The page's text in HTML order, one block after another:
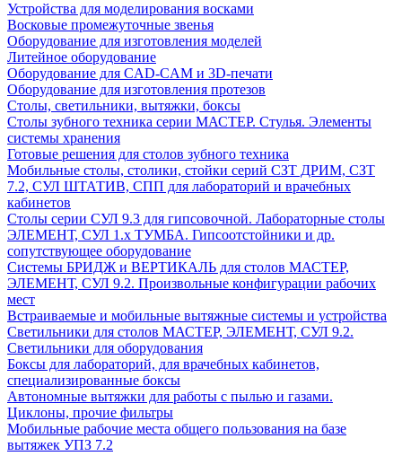
Устройства для моделирования восками
Восковые промежуточные звенья
Оборудование для изготовления моделей
Литейное оборудование
Оборудование для CAD-CAM и 3D-печати
Оборудование для изготовления протезов
Cтолы, светильники, вытяжки, боксы
Столы зубного техника серии МАСТЕР. Стулья. Элементы
системы хранения
Готовые решения для столов зубного техника
Мобильные столы, столики, стойки серий СЗТ ДРИМ, СЗТ
7.2, СУЛ ШТАТИВ, СПП для лабораторий и врачебных
кабинетов
Столы серии СУЛ 9.3 для гипсовочной. Лабораторные столы
ЭЛЕМЕНТ, СУЛ 1.х ТУМБА. Гипсоотстойники и др.
сопутствующее оборудование
Системы БРИДЖ и ВЕРТИКАЛЬ для столов МАСТЕР,
ЭЛЕМЕНТ, СУЛ 9.2. Произвольные конфигурации рабочих
мест
Встраиваемые и мобильные вытяжные системы и устройства
Светильники для столов МАСТЕР, ЭЛЕМЕНТ, СУЛ 9.2.
Светильники для оборудования
Боксы для лабораторий, для врачебных кабинетов,
специализированные боксы
Автономные вытяжки для работы с пылью и газами.
Циклоны, прочие фильтры
Мобильные рабочие места общего пользования на базе
вытяжек УПЗ 7.2